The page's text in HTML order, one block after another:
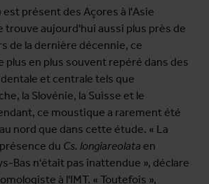
est présent des Açores à l'Asie
trouve aujourd'hui aussi plus près de
de la dernière décennie, ce
plus en plus souvent repéré dans des
et centrale tels que
la Slovénie, la Suisse et le
ce moustique a rarement été
nord que dans cette étude. « La
du Cs. longiareolata en
Bas n'était pas inattendue », déclare
à l'IMT. « Toutefois »,